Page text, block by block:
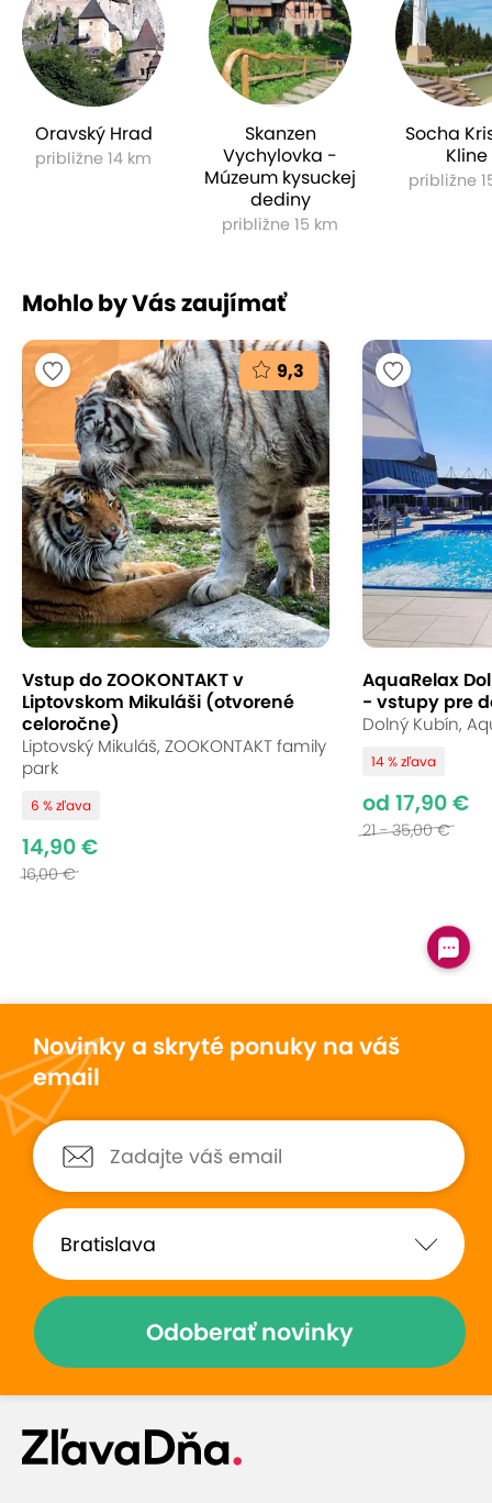
Oravský Hrad
približne 14 km
Skanzen
Vychylovka -
Múzeum kysuckej
dediny
približne 15 km
Socha
Kline
približne
Mohlo by Vás zaujímať
9,3
Vstup do ZOOKONTAKT v
Liptovskom Mikuláši (otvorené
celoročne)
Liptovský Mikuláš, ZOOKONTAKT family
park
6 % zľava
14,90 €
16,00 €
AquaRelax
- vstupy pre
Dolný Kubín,
14 % zľava
od 17,90 €
21 - 35,00 €
Novinky a skryté ponuky na váš
email
Odoberať novinky